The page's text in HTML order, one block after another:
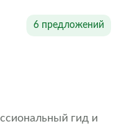
6 предложений
гид и